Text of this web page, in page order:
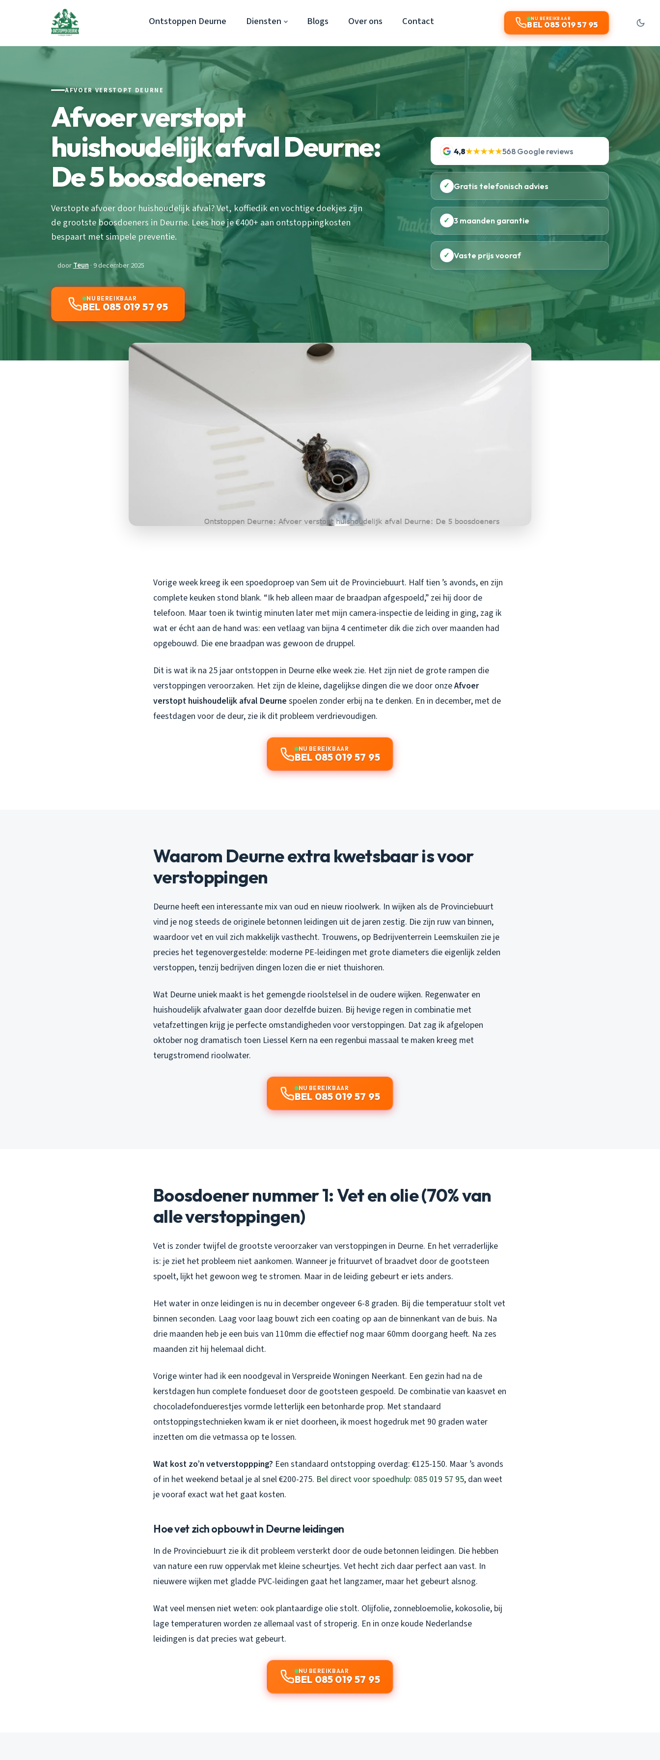
Ontstoppen Deurne Diensten Blogs Over ons Contact NU BEREIKBAAR
BEL 085 019 57 95
AFVOER VERSTOPT DEURNE
Afvoer verstopt
huishoudelijk afval Deurne:
De 5 boosdoeners
Verstopte afvoer door huishoudelijk afval? Vet, koffiedik en vochtige doekjes zijn
de grootste boosdoeners in Deurne. Lees hoe je €400+ aan ontstoppingkosten
bespaart met simpele preventie.
doorTeun · 9 december 2025
NU BEREIKBAAR
BEL 085 019 57 95
4,8★★★★★568 Google reviews
✓ Gratis telefonisch advies
✓ 3 maanden garantie
✓ Vaste prijs vooraf
Vorige week kreeg ik een spoedoproep van Sem uit de Provinciebuurt. Half tien ’s avonds, en zijn
complete keuken stond blank. “Ik heb alleen maar de braadpan afgespoeld,” zei hij door de
telefoon. Maar toen ik twintig minuten later met mijn camera-inspectie de leiding in ging, zag ik
wat er écht aan de hand was: een vetlaag van bijna 4 centimeter dik die zich over maanden had
opgebouwd. Die ene braadpan was gewoon de druppel.
Dit is wat ik na 25 jaar ontstoppen in Deurne elke week zie. Het zijn niet de grote rampen die
verstoppingen veroorzaken. Het zijn de kleine, dagelijkse dingen die we door onzeAfvoer
verstopt huishoudelijk afval Deurne spoelen zonder erbij na te denken. En in december, met de
feestdagen voor de deur, zie ik dit probleem verdrievoudigen.
NU BEREIKBAAR
BEL 085 019 57 95
Waarom Deurne extra kwetsbaar is voor
verstoppingen
Deurne heeft een interessante mix van oud en nieuw rioolwerk. In wijken als de Provinciebuurt
vind je nog steeds de originele betonnen leidingen uit de jaren zestig. Die zijn ruw van binnen,
waardoor vet en vuil zich makkelijk vasthecht. Trouwens, op Bedrijventerrein Leemskuilen zie je
precies het tegenovergestelde: moderne PE-leidingen met grote diameters die eigenlijk zelden
verstoppen, tenzij bedrijven dingen lozen die er niet thuishoren.
Wat Deurne uniek maakt is het gemengde rioolstelsel in de oudere wijken. Regenwater en
huishoudelijk afvalwater gaan door dezelfde buizen. Bij hevige regen in combinatie met
vetafzettingen krijg je perfecte omstandigheden voor verstoppingen. Dat zag ik afgelopen
oktober nog dramatisch toen Liessel Kern na een regenbui massaal te maken kreeg met
terugstromend rioolwater.
NU BEREIKBAAR
BEL 085 019 57 95
Boosdoener nummer 1: Vet en olie (70% van
alle verstoppingen)
Vet is zonder twijfel de grootste veroorzaker van verstoppingen in Deurne. En het verraderlijke
is: je ziet het probleem niet aankomen. Wanneer je frituurvet of braadvet door de gootsteen
spoelt, lijkt het gewoon weg te stromen. Maar in de leiding gebeurt er iets anders.
Het water in onze leidingen is nu in december ongeveer 6-8 graden. Bij die temperatuur stolt vet
binnen seconden. Laag voor laag bouwt zich een coating op aan de binnenkant van de buis. Na
drie maanden heb je een buis van 110mm die effectief nog maar 60mm doorgang heeft. Na zes
maanden zit hij helemaal dicht.
Vorige winter had ik een noodgeval in Verspreide Woningen Neerkant. Een gezin had na de
kerstdagen hun complete fondueset door de gootsteen gespoeld. De combinatie van kaasvet en
chocoladefonduerestjes vormde letterlijk een betonharde prop. Met standaard
ontstoppingstechnieken kwam ik er niet doorheen, ik moest hogedruk met 90 graden water
inzetten om die vetmassa op te lossen.
Wat kost zo’n vetverstoppping? Een standaard ontstopping overdag: €125-150. Maar ’s avonds
of in het weekend betaal je al snel €200-275. Bel direct voor spoedhulp: 085 019 57 95, dan weet
je vooraf exact wat het gaat kosten.
Hoe vet zich opbouwt in Deurne leidingen
In de Provinciebuurt zie ik dit probleem versterkt door de oude betonnen leidingen. Die hebben
van nature een ruw oppervlak met kleine scheurtjes. Vet hecht zich daar perfect aan vast. In
nieuwere wijken met gladde PVC-leidingen gaat het langzamer, maar het gebeurt alsnog.
Wat veel mensen niet weten: ook plantaardige olie stolt. Olijfolie, zonnebloemolie, kokosolie, bij
lage temperaturen worden ze allemaal vast of stroperig. En in onze koude Nederlandse
leidingen is dat precies wat gebeurt.
NU BEREIKBAAR
BEL 085 019 57 95